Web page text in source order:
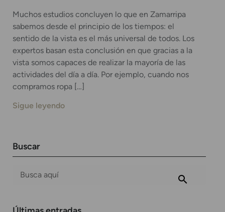
Muchos estudios concluyen lo que en Zamarripa
sabemos desde el principio de los tiempos: el
sentido de la vista es el más universal de todos. Los
expertos basan esta conclusión en que gracias a la
vista somos capaces de realizar la mayoría de las
actividades del día a día. Por ejemplo, cuando nos
compramos ropa […]
Sigue leyendo
Buscar